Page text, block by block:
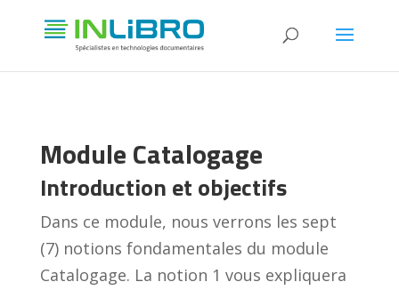
Module Catalogage
Introduction et objectifs
Dans ce module, nous verrons les sept
(7) notions fondamentales du module
Catalogage. La notion 1 vous expliquera